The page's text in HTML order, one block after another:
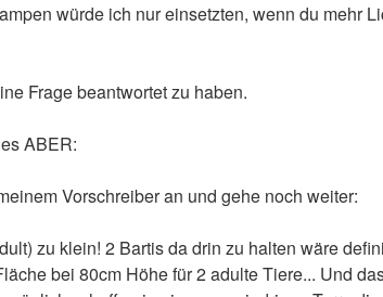
würde ich nur einsetzten, wenn du mehr
Frage beantwortet zu haben.
ABER:
Vorschreiber an und gehe noch weiter:
zu klein! 2 Bartis da drin zu halten wäre
bei 80cm Höhe für 2 adulte Tiere... Und